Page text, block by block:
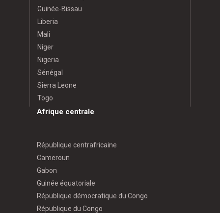
Guinée-Bissau
Liberia
Mali
Niger
Nigeria
Sénégal
Sierra Leone
Togo
Afrique centrale
République centrafricaine
Cameroun
Gabon
Guinée équatoriale
République démocratique du Congo
République du Congo